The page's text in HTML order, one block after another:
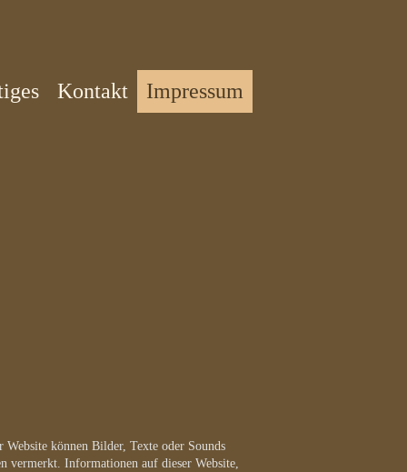
Kontakt Impressum
können Bilder, Texte oder Sounds
vermerkt. Informationen auf dieser Website,